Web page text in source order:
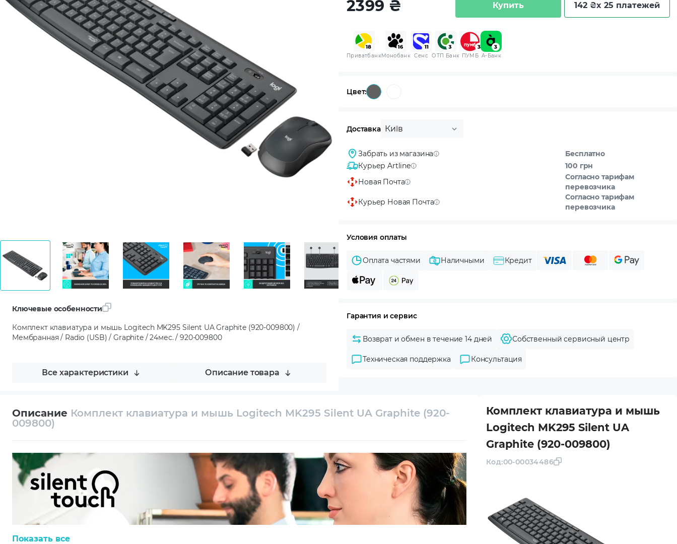
Ключевые особенности
Комплект клавиатура и мышь Logitech MK295 Silent UA Graphite (920-009800) /
Мембранная / Radio (USB) / Graphite / 24мес. / 920-009800
Все характеристики Описание товара
2399 ₴ Купить 142 ₴x 25 платежей
ПриватбанкМонобанк Сенс ОТП Банк ПУМБ A-Банк
Цвет:
Доставка Київ
Забрать из магазина
Бесплатно
Курьер Artline
100 грн
Новая Почта
Согласно тарифам
перевозчика
Курьер Новая Почта
Согласно тарифам
перевозчика
Условия оплаты
Оплата частями Наличными Кредит
Гарантия и сервис
Возврат и обмен в течение 14 дней Собственный сервисный центр
Техническая поддержка Консультация
Описание Комплект клавиатура и мышь Logitech MK295 Silent UA Graphite (920-
009800)
Показать все
Комплект клавиатура и мышь
Logitech MK295 Silent UA
Graphite (920-009800)
Код:00-00034486